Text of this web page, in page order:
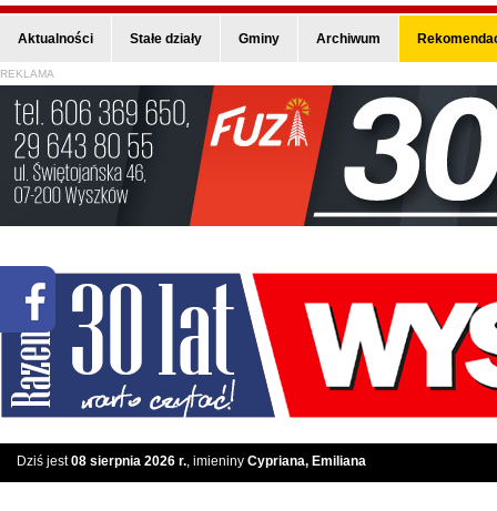
Aktualności Stałe działy Gminy Archiwum
REKLAMA
Dziś jest08 sierpnia 2026 r., imieniny Cypriana, Emiliana